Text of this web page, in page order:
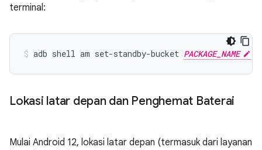
terminal:
adb shell am set-standby-bucket PACKAGE_NAME
Lokasi latar depan dan Penghemat Baterai
Mulai Android 12, lokasi latar depan (termasuk dari layanan